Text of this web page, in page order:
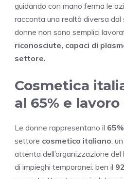
guidando con mano ferma le
racconta una realtà diversa dal
donne non sono semplici
riconosciute, capaci di
settore.
Cosmetica
al 65% e
Le donne rappresentano il 65%
settore cosmetico italiano ,
attenta dell’organizzazione
di impieghi temporanei: ben il